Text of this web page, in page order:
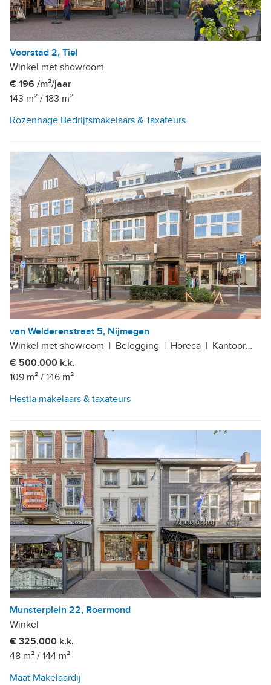
Voorstad 2, Tiel
Winkel met showroom
€ 196 /m²/jaar
143 m² / 183 m²
Rozenhage Bedrijfsmakelaars & Taxateurs
van Welderenstraat 5, Nijmegen
Winkel met showroom | Belegging | Horeca | Kantoor |
€ 500.000 k.k.
109 m² / 146 m²
Hestia makelaars & taxateurs
Munsterplein 22, Roermond
Winkel
€ 325.000 k.k.
48 m² / 144 m²
Maat Makelaardij